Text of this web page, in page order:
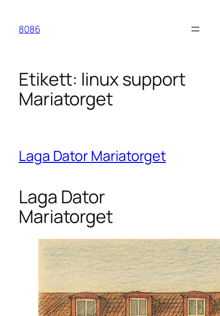
innehåll
8086
Etikett: linux support
Mariatorget
Laga Dator Mariatorget
Laga Dator
Mariatorget